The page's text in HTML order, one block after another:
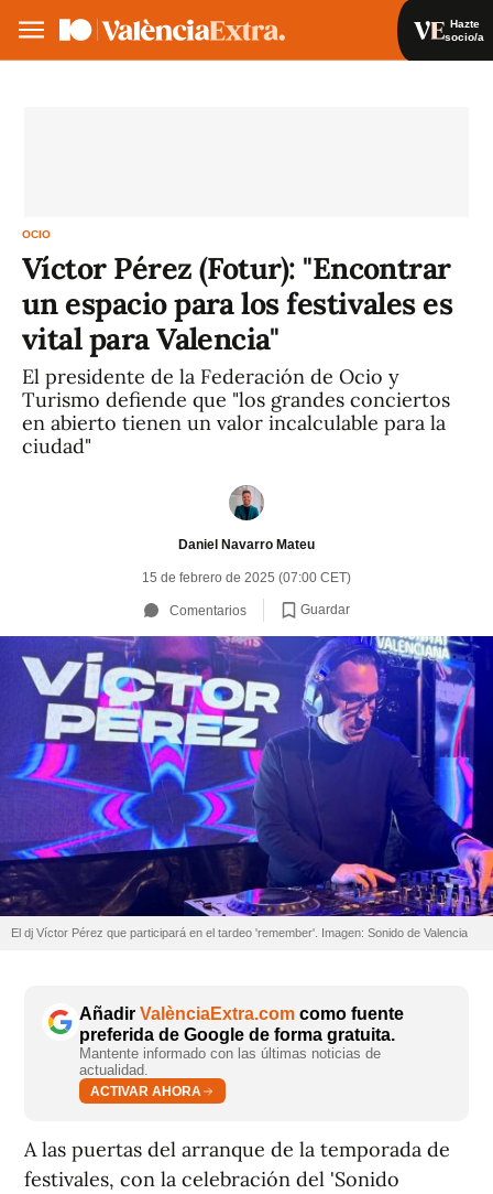
Hazte
socio/a
OCIO
Víctor Pérez (Fotur): "Encontrar
un espacio para los festivales es
vital para Valencia"
El presidente de la Federación de Ocio y
Turismo defiende que "los grandes conciertos
en abierto tienen un valor incalculable para la
ciudad"
Daniel Navarro Mateu
15 de febrero de 2025 (07:00 CET)
Comentarios Guardar
El dj Víctor Pérez que participará en el tardeo 'remember'. Imagen: Sonido de Valencia
Añadir ValènciaExtra.com como fuente
preferida de Google de forma gratuita.
Mantente informado con las últimas noticias de
actualidad.
ACTIVAR AHORA
A las puertas del arranque de la temporada de
festivales, con la celebración del 'Sonido